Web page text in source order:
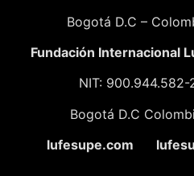
Bogotá D.C –
Fundación Internacional
NIT: 900.944.582-
Bogotá D.C
lufesupe.com